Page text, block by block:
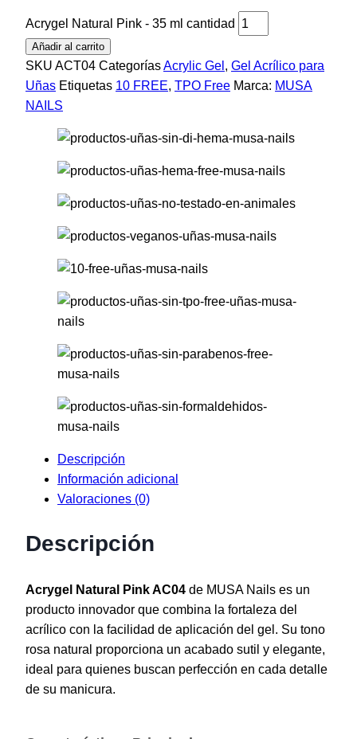
Acrygel Natural Pink - 35 ml cantidad
Añadir al carrito
SKU ACT04 CategoríasAcrylic Gel , Gel Acrílico para
Uñas Etiquetas 10 FREE, TPO Free Marca: MUSA
NAILS
Descripción
Información adicional
Valoraciones (0)
Descripción
Acrygel Natural Pink AC04 de MUSA Nails es un
producto innovador que combina la fortaleza del
acrílico con la facilidad de aplicación del gel. Su tono
rosa natural proporciona un acabado sutil y elegante,
ideal para quienes buscan perfección en cada detalle
de su manicura.